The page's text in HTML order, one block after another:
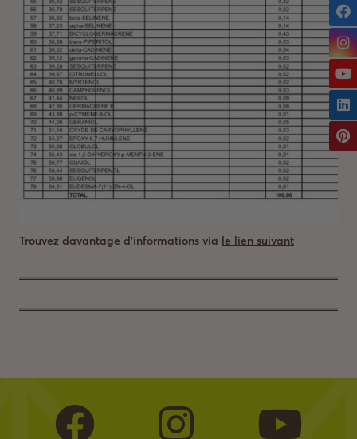
Trouvez davantage d’informations via le lien suivant